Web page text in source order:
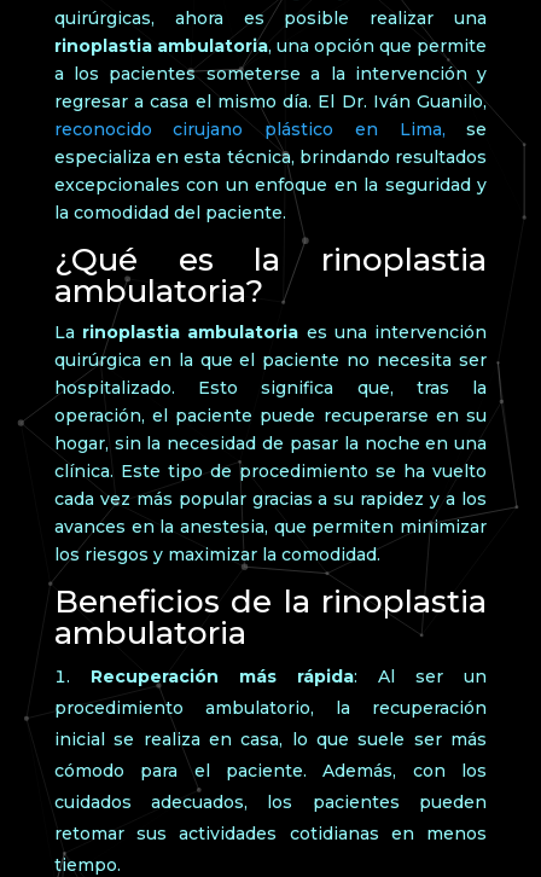
quirúrgicas, ahora es posible realizar una
rinoplastia ambulatoria, una opción que permite
a los pacientes someterse a la intervención y
regresar a casa el mismo día. El Dr. Iván Guanilo,
reconocido cirujano plástico en Lima, se
especializa en esta técnica, brindando resultados
excepcionales con un enfoque en la seguridad y
la comodidad del paciente.
¿Qué es la rinoplastia
ambulatoria?
La rinoplastia ambulatoria es una intervención
quirúrgica en la que el paciente no necesita ser
hospitalizado. Esto significa que, tras la
operación, el paciente puede recuperarse en su
hogar, sin la necesidad de pasar la noche en una
clínica. Este tipo de procedimiento se ha vuelto
cada vez más popular gracias a su rapidez y a los
avances en la anestesia, que permiten minimizar
los riesgos y maximizar la comodidad.
Beneficios de la rinoplastia
ambulatoria
Recuperación más rápida: Al ser un
procedimiento ambulatorio, la recuperación
inicial se realiza en casa, lo que suele ser más
cómodo para el paciente. Además, con los
cuidados adecuados, los pacientes pueden
retomar sus actividades cotidianas en menos
tiempo.